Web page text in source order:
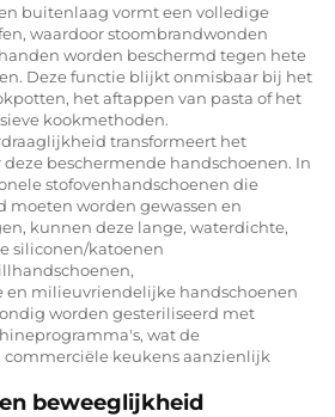
buitenlaag vormt een volledige
waardoor stoombrandwonden
worden beschermd tegen hete
Deze functie blijkt onmisbaar bij het
het aftappen van pasta of het
kookmethoden.
transformeert het
beschermende handschoenen. In
stofovenhandschoenen die
worden gewassen en
kunnen deze lange, waterdichte,
siliconen/katoenen
en milieuvriendelijke handschoenen
worden gesteriliseerd met
wat de
keukens aanzienlijk
beweeglijkheid